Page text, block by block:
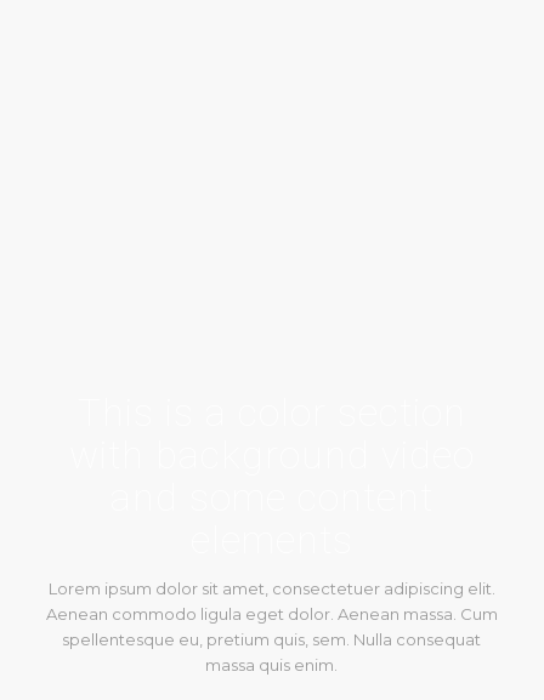
Lorem ipsum dolor sit amet, consectetuer adipiscing elit.
Aenean commodo ligula eget dolor. Aenean massa. Cum
spellentesque eu, pretium quis, sem. Nulla consequat
massa quis enim.